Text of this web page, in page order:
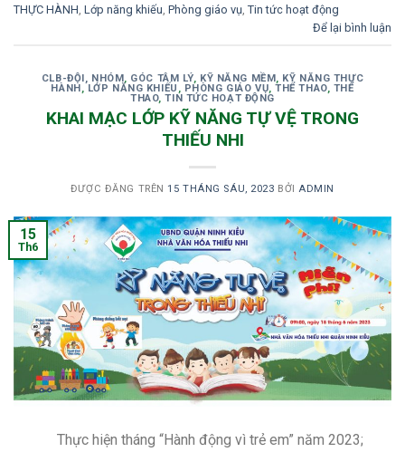
THỰC HÀNH Lớp năng khiếu Phòng giáo vụ Tin tức hoạt động
Để lại bình luận
CLB-ĐỘI, NHÓM GÓC TÂM LÝ, KỸ NĂNG MỀM
KỸ NĂNG THỰC
HÀNH
LỚP NĂNG KHIẾU PHÒNG GIÁO VỤ ,THỂ THAO, THỂ
THAO,TIN TỨC HOẠT ĐỘNG
KHAI MẠC LỚP KỸ NĂNG TỰ VỆ TRONG
THIẾU NHI
ĐƯỢC ĐĂNG TRÊN15 THÁNG SÁU, 2023 BỞIADMIN
15
Th6
Thực hiện tháng “Hành động vì trẻ em” năm 2023;